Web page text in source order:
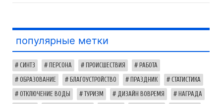
популярные метки
СИНТЗ ПЕРСОНА ПРОИСШЕСТВИЯ РАБОТА
ОБРАЗОВАНИЕ БЛАГОУСТРОЙСТВО ПРАЗДНИК СТАТИСТИКА
ОТКЛЮЧЕНИЕ ВОДЫ ТУРИЗМ ДИЗАЙН ВОВРЕМЯ НАГРАДА